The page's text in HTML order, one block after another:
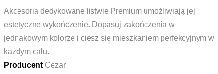
Akcesoria dedykowane listwie Premium umożliwiają jej
estetyczne wykończenie. Dopasuj zakończenia w
jednakowym kolorze i ciesz się mieszkaniem perfekcyjnym w
każdym calu.
Producent Cezar